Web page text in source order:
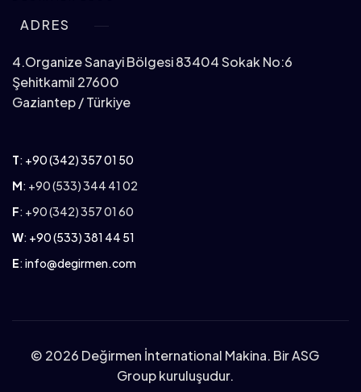
ADRES
4.Organize Sanayi Bölgesi 83404 Sokak No:6
Şehitkamil 27600
Gaziantep / Türkiye
T: +90 (342) 357 01 50
M: +90 (533) 344 41 02
F: +90 (342) 357 01 60
W: +90 (533) 381 44 51
E: info@degirmen.com
© 2026 Değirmen İnternational Makina. Bir ASG
Group kuruluşudur.